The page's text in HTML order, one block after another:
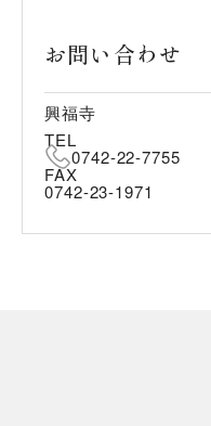
お問い合わせ
興福寺
TEL
0742-22-7755
FAX
0742-23-1971